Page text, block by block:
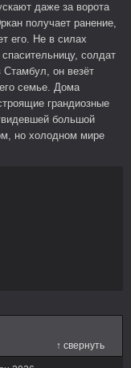
даже за ворота
получает ранение,
его. Не в силах
солдат
он везёт
семье. Дома
грандиозные
большой
но холодном мире
↑ свернуть